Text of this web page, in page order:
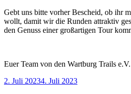
Gebt uns bitte vorher Bescheid, ob ihr
wollt, damit wir die Runden attraktiv
den Genuss einer großartigen Tour
Euer Team von den Wartburg Trails e.V.
Veröffentlicht
2. Juli 20234. Juli 2023